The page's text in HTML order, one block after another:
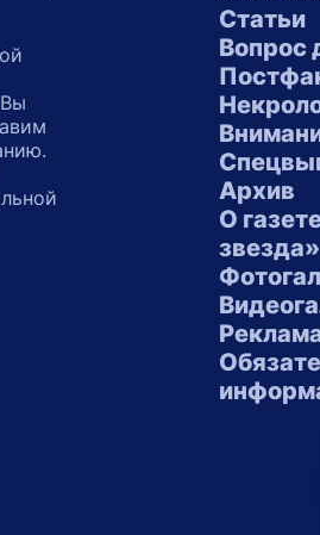
Статьи
Вопрос
Архив
О
звезда»